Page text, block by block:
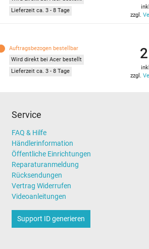
Lieferzeit ca. 3 - 8 Tage
zzgl.
Auftragsbezogen bestellbar
Wird direkt bei Acer bestellt
Lieferzeit ca. 3 - 8 Tage
zzgl.
Service
FAQ & Hilfe
Händlerinformation
Öffentliche Einrichtungen
Reparaturanmeldung
Rücksendungen
Vertrag Widerrufen
Videoanleitungen
Support ID generieren